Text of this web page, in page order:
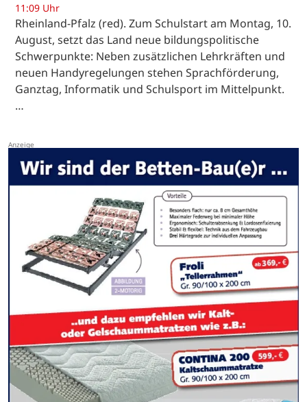
11:09 Uhr
Rheinland-Pfalz (red). Zum Schulstart am Montag, 10.
August, setzt das Land neue bildungspolitische
Schwerpunkte: Neben zusätzlichen Lehrkräften und
neuen Handyregelungen stehen Sprachförderung,
Ganztag, Informatik und Schulsport im Mittelpunkt.
…